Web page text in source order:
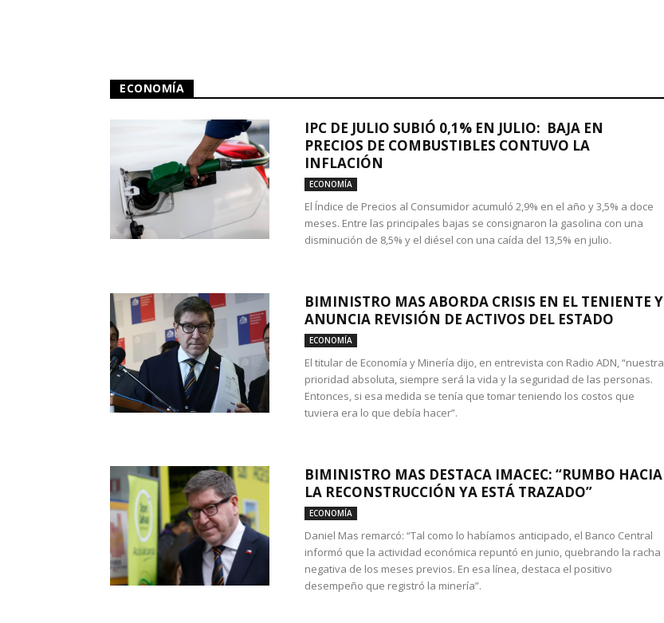
ECONOMÍA
IPC DE JULIO SUBIÓ 0,1% EN JULIO: BAJA EN
PRECIOS DE COMBUSTIBLES CONTUVO LA
INFLACIÓN
ECONOMÍA
El Índice de Precios al Consumidor acumuló 2,9% en el año y 3,5% a doce
meses. Entre las principales bajas se consignaron la gasolina con una
disminución de 8,5% y el diésel con una caída del 13,5% en julio.
BIMINISTRO MAS ABORDA CRISIS EN EL TENIENTE Y
ANUNCIA REVISIÓN DE ACTIVOS DEL ESTADO
ECONOMÍA
El titular de Economía y Minería dijo, en entrevista con Radio ADN, “nuestra
prioridad absoluta, siempre será la vida y la seguridad de las personas.
Entonces, si esa medida se tenía que tomar teniendo los costos que
tuviera era lo que debía hacer”.
BIMINISTRO MAS DESTACA IMACEC: “RUMBO HACIA
LA RECONSTRUCCIÓN YA ESTÁ TRAZADO”
ECONOMÍA
Daniel Mas remarcó: “Tal como lo habíamos anticipado, el Banco Central
informó que la actividad económica repuntó en junio, quebrando la racha
negativa de los meses previos. En esa línea, destaca el positivo
desempeño que registró la minería”.